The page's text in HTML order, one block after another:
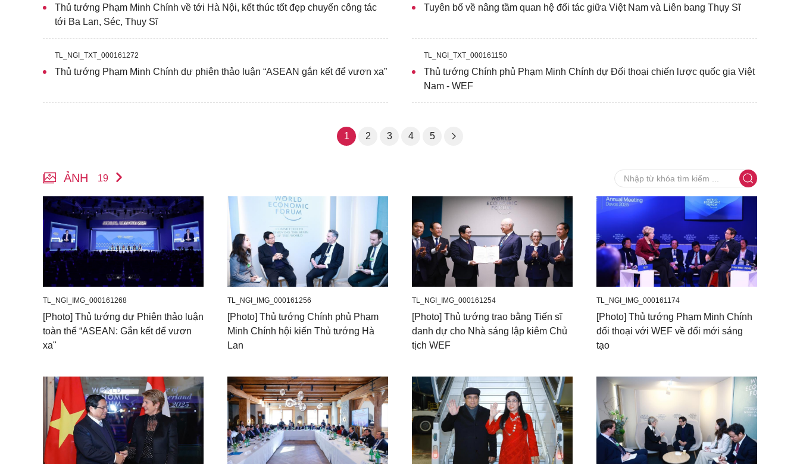
Thủ tướng Phạm Minh Chính về tới Hà Nội, kết thúc tốt đẹp chuyến công tác
tới Ba Lan, Séc, Thụy Sĩ
Tuyên bố về nâng tầm quan hệ đối tác giữa Việt Nam và Liên bang Thụy Sĩ
TL_NGI_TXT_000161272
Thủ tướng Phạm Minh Chính dự phiên thảo luận “ASEAN gắn kết để vươn xa”
TL_NGI_TXT_000161150
Thủ tướng Chính phủ Phạm Minh Chính dự Đối thoại chiến lược quốc gia Việt
Nam - WEF
1 2 3 4 5
ẢNH 19
TL_NGI_IMG_000161268
[Photo] Thủ tướng dự Phiên thảo luận
toàn thể “ASEAN: Gắn kết để vươn
xa"
TL_NGI_IMG_000161256
[Photo] Thủ tướng Chính phủ Phạm
Minh Chính hội kiến Thủ tướng Hà
Lan
TL_NGI_IMG_000161254
[Photo] Thủ tướng trao bằng Tiến sĩ
danh dự cho Nhà sáng lập kiêm Chủ
tịch WEF
TL_NGI_IMG_000161174
[Photo] Thủ tướng Phạm Minh Chính
đối thoại với WEF về đổi mới sáng
tạo